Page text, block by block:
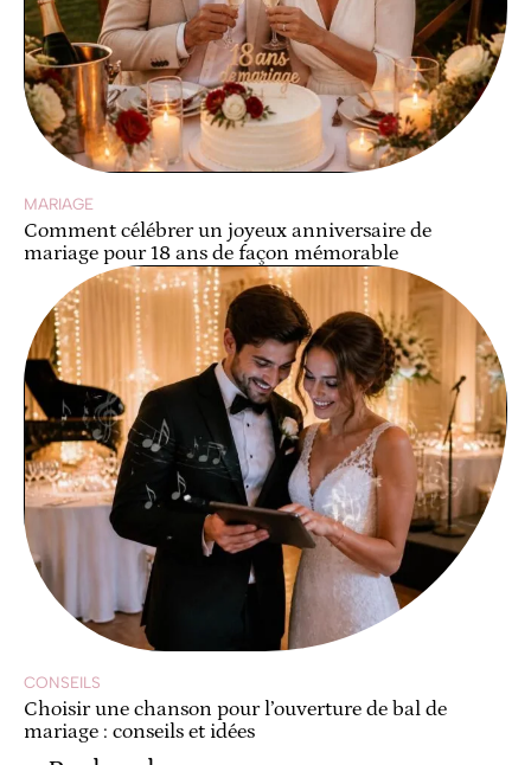
MARIAGE
Comment célébrer un joyeux anniversaire de
mariage pour 18 ans de façon mémorable
CONSEILS
Choisir une chanson pour l’ouverture de bal de
mariage : conseils et idées